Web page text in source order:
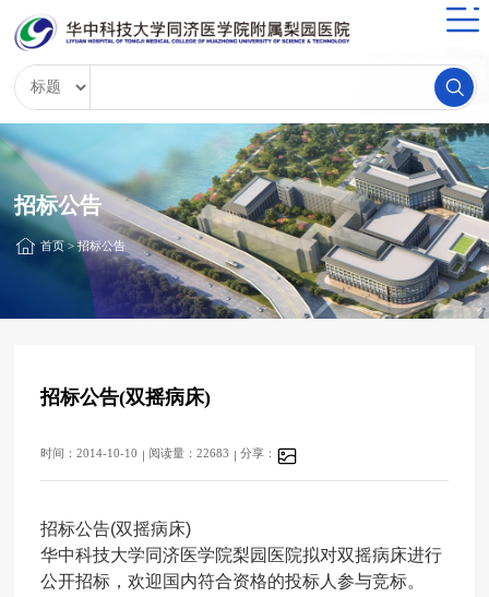
招标公告
首页>招标公告
招标公告(双摇病床)
时间：2014-10-10 阅读量：22683 分享：
招标公告(双摇病床)
华中科技大学同济医学院梨园医院拟对双摇病床进行
公开招标，欢迎国内符合资格的投标人参与竞标。